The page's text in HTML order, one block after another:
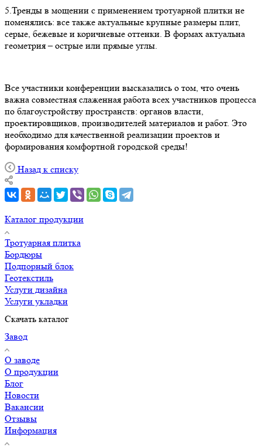
5.Тренды в мощении с применением тротуарной плитки не
поменялись: все также актуальные крупные размеры плит,
серые, бежевые и коричневые оттенки. В формах актуальна
геометрия – острые или прямые углы.
Все участники конференции высказались о том, что очень
важна совместная слаженная работа всех участников процесса
по благоустройству пространств: органов власти,
проектировщиков, производителей материалов и работ. Это
необходимо для качественной реализации проектов и
формирования комфортной городской среды!
Назад к списку
Каталог продукции
Тротуарная плитка
Бордюры
Подпорный блок
Геотекстиль
Услуги дизайна
Услуги укладки
Скачать каталог
Завод
О заводе
О продукции
Блог
Новости
Вакансии
Отзывы
Информация